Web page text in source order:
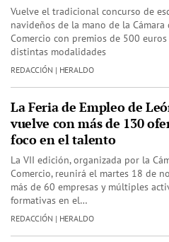
Vuelve el tradicional concurso de
navideños de la mano de la Cámara
Comercio con premios de 500 euros
distintas modalidades
REDACCIÓN | HERALDO
La Feria de Empleo de
vuelve con más de 130
foco en el talento
La VII edición, organizada por la
Comercio, reunirá el martes 18 de
más de 60 empresas y múltiples
formativas en el…
REDACCIÓN | HERALDO